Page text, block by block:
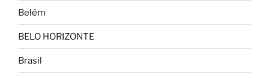
Belém
BELO HORIZONTE
Brasil